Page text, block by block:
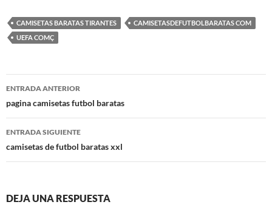
CAMISETAS BARATAS TIRANTES
CAMISETASDEFUTBOLBARATAS COM
UEFA COMÇ
Navegación
de
entradas
ENTRADA ANTERIOR
pagina camisetas futbol baratas
ENTRADA SIGUIENTE
camisetas de futbol baratas xxl
DEJA UNA RESPUESTA